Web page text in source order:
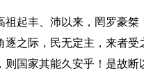
丰、沛以来，罔罗豪桀
逐之际，民无定主，来者
则国家其能久安乎！是故